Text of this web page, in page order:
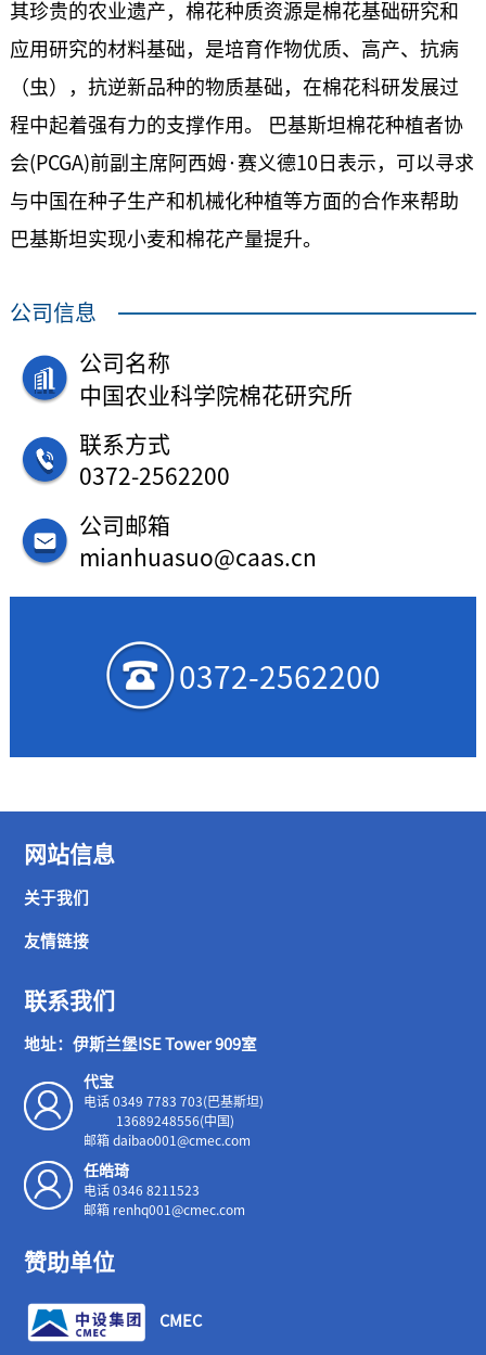
其珍贵的农业遗产，棉花种质资源是棉花基础研究和
应用研究的材料基础，是培育作物优质、高产、抗病
（虫），抗逆新品种的物质基础，在棉花科研发展过
程中起着强有力的支撑作用。 巴基斯坦棉花种植者协
会(PCGA)前副主席阿西姆·赛义德10日表示，可以寻求
与中国在种子生产和机械化种植等方面的合作来帮助
巴基斯坦实现小麦和棉花产量提升。
公司信息
公司名称
中国农业科学院棉花研究所
联系方式
0372-2562200
公司邮箱
mianhuasuo@caas.cn
0372-2562200
网站信息
关于我们
友情链接
联系我们
地址：伊斯兰堡ISE Tower 909室
代宝
电话 0349 7783 703(巴基斯坦)
13689248556(中国)
邮箱 daibao001@cmec.com
任皓琦
电话 0346 8211523
邮箱 renhq001@cmec.com
赞助单位
CMEC